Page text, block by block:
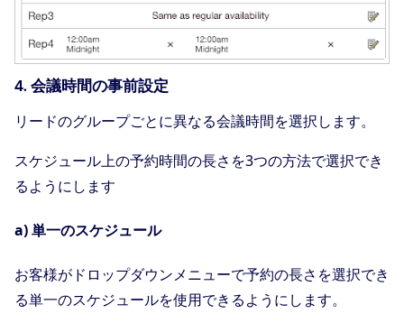
4. 会議時間の事前設定
リードのグループごとに異なる会議時間を選択します。
スケジュール上の予約時間の長さを3つの方法で選択でき
るようにします
a) 単一のスケジュール
お客様がドロップダウンメニューで予約の長さを選択でき
る単一のスケジュールを使用できるようにします。